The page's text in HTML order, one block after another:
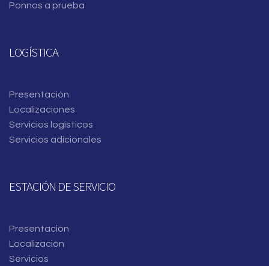
Ponnos a prueba
LOGÍSTICA
Presentación
Localizaciones
Servicios logísticos
Servicios adicionales
ESTACIÓN DE SERVICIO
Presentación
Localización
Servicios